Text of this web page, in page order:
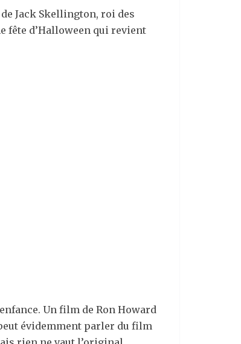
Jack Skellington, roi des
fête d’Halloween qui revient
Un film de Ron Howard
évidemment parler du film